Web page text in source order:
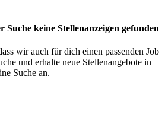
keine Stellenanzeigen gefunden
wir auch für dich einen passenden Job
und erhalte neue Stellenangebote in
Suche an.